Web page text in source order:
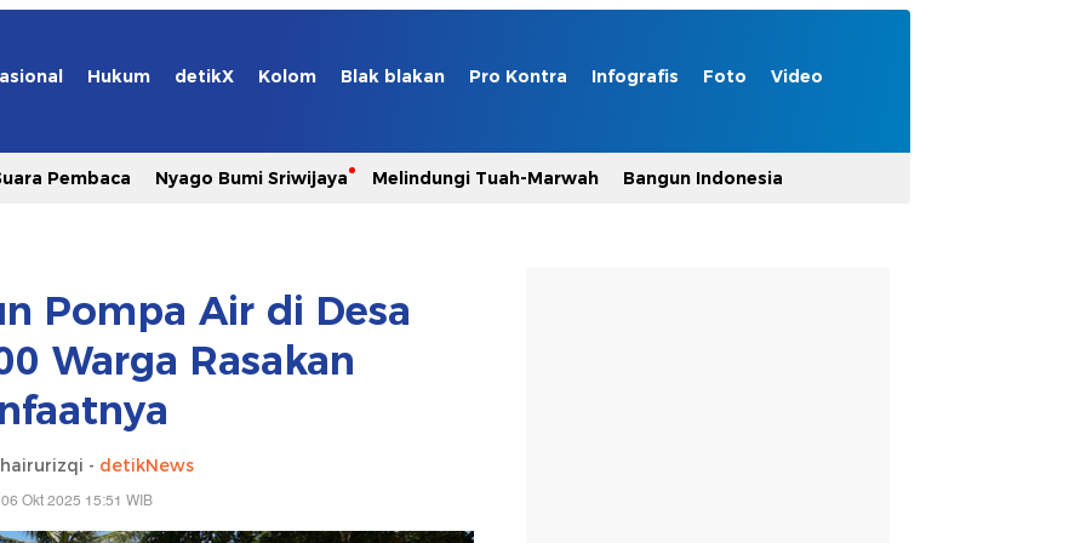
Hukum detikX Kolom Blak blakan Pro Kontra Infografis Foto Video
Pembaca Nyago Bumi Sriwijaya Melindungi Tuah-Marwah Bangun Indonesia
Pompa Air di Desa
Warga Rasakan
- detikNews
Okt 2025 15:51 WIB